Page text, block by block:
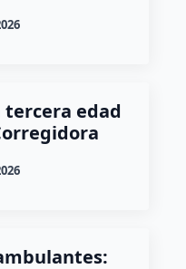
edad